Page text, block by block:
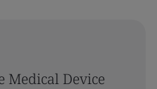
Medical Device